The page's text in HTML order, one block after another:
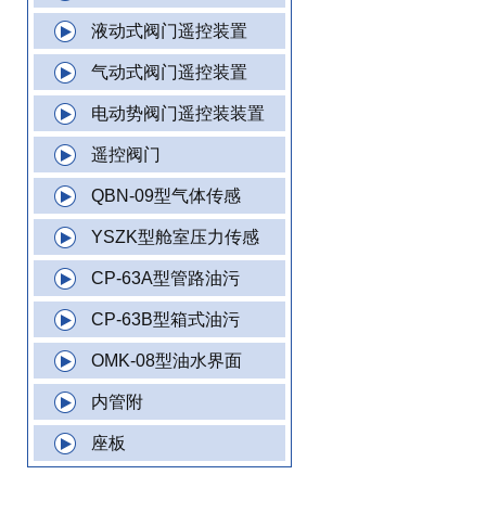
液动式阀门遥控装置
气动式阀门遥控装置
电动势阀门遥控装装置
遥控阀门
QBN-09型气体传感
YSZK型舱室压力传感
CP-63A型管路油污
CP-63B型箱式油污
OMK-08型油水界面
内管附
座板